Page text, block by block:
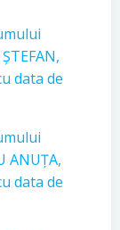
data de
ANUȚA,
data de